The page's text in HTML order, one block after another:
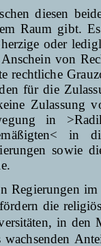
diesen
Raum gibt.
oder
von
rechtliche
für die
Zulassung
in
in
sowie
Regierungen im
die
in den
wachsenden